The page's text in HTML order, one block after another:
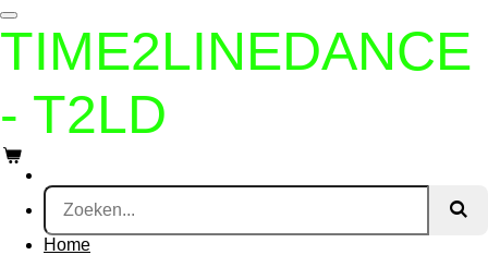
Ga
direct
hoofdinhoud
TIME2LINEDANCE
- T2LD
Home